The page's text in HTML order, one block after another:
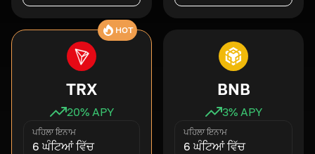
HOT
TRX
20% APY
ਪਹਿਲਾ ਇਨਾਮ
6 ਘੰਟਿਆਂ ਵਿੱਚ
BNB
3% APY
ਪਹਿਲਾ ਇਨਾਮ
6 ਘੰਟਿਆਂ ਵਿੱਚ